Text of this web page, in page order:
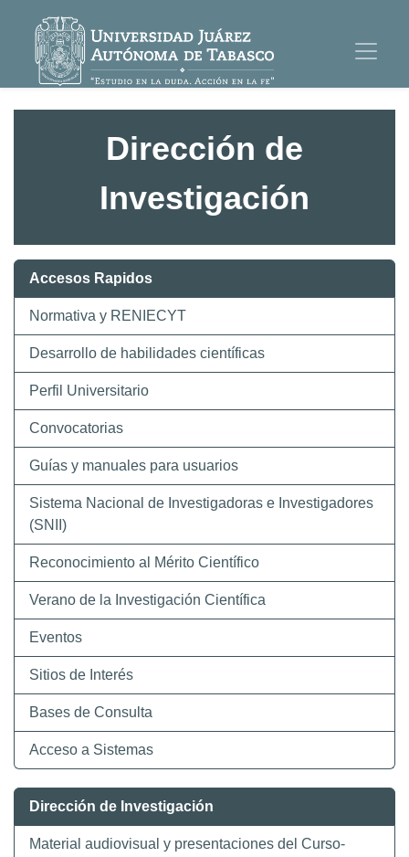
Dirección de
Investigación
Accesos Rapidos
Normativa y RENIECYT
Desarrollo de habilidades científicas
Perfil Universitario
Convocatorias
Guías y manuales para usuarios
Sistema Nacional de Investigadoras e Investigadores
(SNII)
Reconocimiento al Mérito Científico
Verano de la Investigación Científica
Eventos
Sitios de Interés
Bases de Consulta
Acceso a Sistemas
Dirección de Investigación
Material audiovisual y presentaciones del Curso-